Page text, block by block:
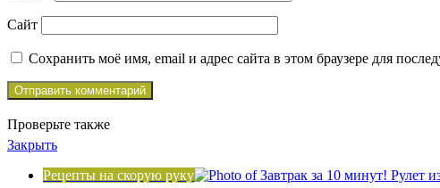
Сайт
Сохранить моё имя, email и адрес сайта в этом браузере для
Проверьте также
Закрыть
Рецепты на скорую руку